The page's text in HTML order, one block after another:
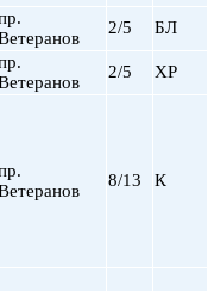
2/5 БЛ
2/5 ХР
8/13 К